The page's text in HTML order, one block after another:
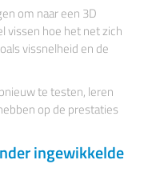
om naar een 3D
vissen hoe het net zich
vissnelheid en de
te testen, leren
op de prestaties
ingewikkelde